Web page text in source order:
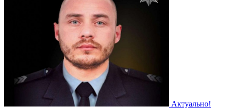
Актуально!